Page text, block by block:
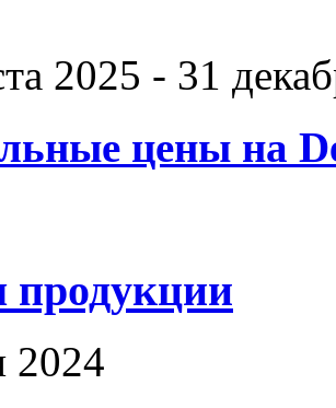
2025 - 31
цены на
продукции
2024